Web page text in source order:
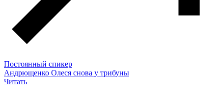
Постоянный спикер
Андрющенко Олеся снова у трибуны
Читать